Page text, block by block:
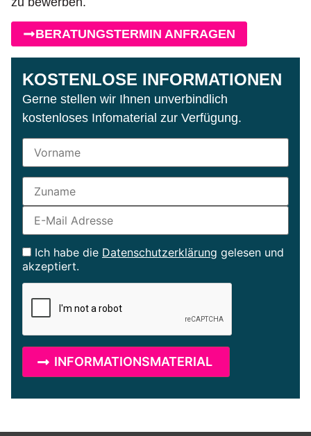
BERATUNGSTERMIN ANFRAGEN
KOSTENLOSE INFORMATIONEN
Gerne stellen wir Ihnen unverbindlich
kostenloses Infomaterial zur Verfügung.
Ich habe die Datenschutzerklärung gelesen und
akzeptiert.